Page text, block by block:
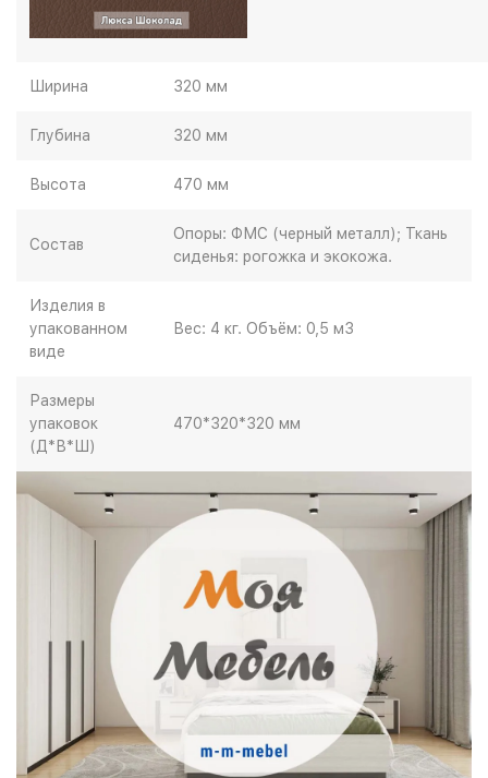
Ширина 320 мм
Глубина 320 мм
Высота 470 мм
Состав
Опоры: ФМС (черный металл); Ткань
сиденья: рогожка и экокожа.
Изделия в
упакованном
виде
Вес: 4 кг. Объём: 0,5 м3
Размеры
упаковок
(Д*В*Ш)
470*320*320 мм